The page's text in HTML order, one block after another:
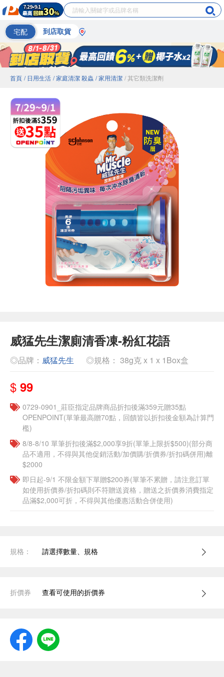
宅配 到店取貨
首頁 / 日用生活 / 家庭清潔 殺蟲 / 家用清潔 / 其它類洗潔劑
威猛先生潔廁清香凍-粉紅花語
◎品牌： 威猛先生 ◎規格： 38g克 x 1 x 1Box盒
$ 99
0729-0901_莊臣指定品牌商品折扣後滿359元贈35點
OPENPOINT(單筆最高贈70點，回饋皆以折扣後金額為計算門
檻)
8/8-8/10 單筆折扣後滿$2,000享9折(單筆上限折$500)(部分商
品不適用，不得與其他促銷活動/加價購/折價券/折扣碼併用)離
$2000
即日起-9/1 不限金額下單贈$200券(單筆不累贈，請注意訂單
如使用折價券/折扣碼則不符贈送資格，贈送之折價券消費指定
品滿$2,000可折，不得與其他優惠活動合併使用)
規格： 請選擇數量、規格
折價券 查看可使用的折價券